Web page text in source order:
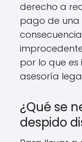
derecho a
pago de una
por lo que
asesoría
¿Qué se
despido